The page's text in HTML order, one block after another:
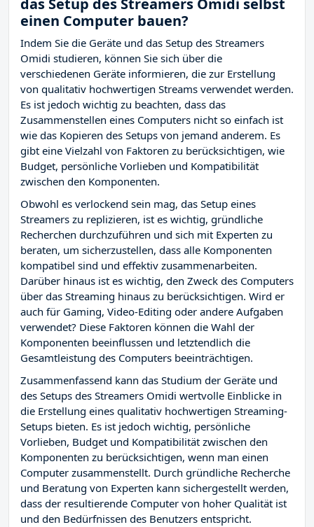
das Setup des Streamers Omidi selbst
einen Computer bauen?
Indem Sie die Geräte und das Setup des Streamers
Omidi studieren, können Sie sich über die
verschiedenen Geräte informieren, die zur Erstellung
von qualitativ hochwertigen Streams verwendet werden.
Es ist jedoch wichtig zu beachten, dass das
Zusammenstellen eines Computers nicht so einfach ist
wie das Kopieren des Setups von jemand anderem. Es
gibt eine Vielzahl von Faktoren zu berücksichtigen, wie
Budget, persönliche Vorlieben und Kompatibilität
zwischen den Komponenten.
Obwohl es verlockend sein mag, das Setup eines
Streamers zu replizieren, ist es wichtig, gründliche
Recherchen durchzuführen und sich mit Experten zu
beraten, um sicherzustellen, dass alle Komponenten
kompatibel sind und effektiv zusammenarbeiten.
Darüber hinaus ist es wichtig, den Zweck des Computers
über das Streaming hinaus zu berücksichtigen. Wird er
auch für Gaming, Video-Editing oder andere Aufgaben
verwendet? Diese Faktoren können die Wahl der
Komponenten beeinflussen und letztendlich die
Gesamtleistung des Computers beeinträchtigen.
Zusammenfassend kann das Studium der Geräte und
des Setups des Streamers Omidi wertvolle Einblicke in
die Erstellung eines qualitativ hochwertigen Streaming-
Setups bieten. Es ist jedoch wichtig, persönliche
Vorlieben, Budget und Kompatibilität zwischen den
Komponenten zu berücksichtigen, wenn man einen
Computer zusammenstellt. Durch gründliche Recherche
und Beratung von Experten kann sichergestellt werden,
dass der resultierende Computer von hoher Qualität ist
und den Bedürfnissen des Benutzers entspricht.